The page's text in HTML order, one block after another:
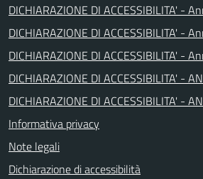
DICHIARAZIONE DI ACCESSIBILITA' -
DICHIARAZIONE DI ACCESSIBILITA' -
DICHIARAZIONE DI ACCESSIBILITA' -
DICHIARAZIONE DI ACCESSIBILITA' -
DICHIARAZIONE DI ACCESSIBILITA' -
Informativa privacy
Note legali
Dichiarazione di accessibilità